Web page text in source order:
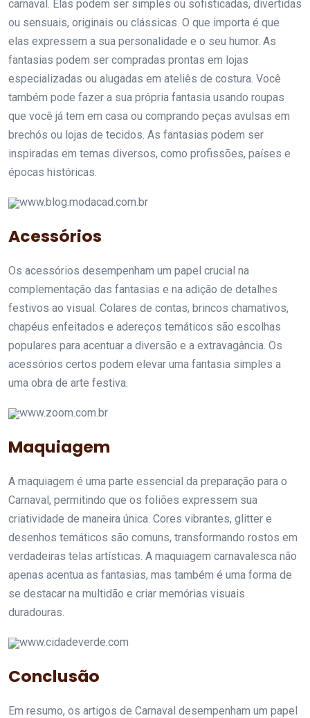
carnaval. Elas podem ser simples ou sofisticadas, divertidas
ou sensuais, originais ou clássicas. O que importa é que
elas expressem a sua personalidade e o seu humor. As
fantasias podem ser compradas prontas em lojas
especializadas ou alugadas em ateliês de costura. Você
também pode fazer a sua própria fantasia usando roupas
que você já tem em casa ou comprando peças avulsas em
brechós ou lojas de tecidos. As fantasias podem ser
inspiradas em temas diversos, como profissões, países e
épocas históricas.
www.blog.modacad.com.br
Acessórios
Os acessórios desempenham um papel crucial na
complementação das fantasias e na adição de detalhes
festivos ao visual. Colares de contas, brincos chamativos,
chapéus enfeitados e adereços temáticos são escolhas
populares para acentuar a diversão e a extravagância. Os
acessórios certos podem elevar uma fantasia simples a
uma obra de arte festiva.
www.zoom.com.br
Maquiagem
A maquiagem é uma parte essencial da preparação para o
Carnaval, permitindo que os foliões expressem sua
criatividade de maneira única. Cores vibrantes, glitter e
desenhos temáticos são comuns, transformando rostos em
verdadeiras telas artísticas. A maquiagem carnavalesca não
apenas acentua as fantasias, mas também é uma forma de
se destacar na multidão e criar memórias visuais
duradouras.
www.cidadeverde.com
Conclusão
Em resumo, os artigos de Carnaval desempenham um papel